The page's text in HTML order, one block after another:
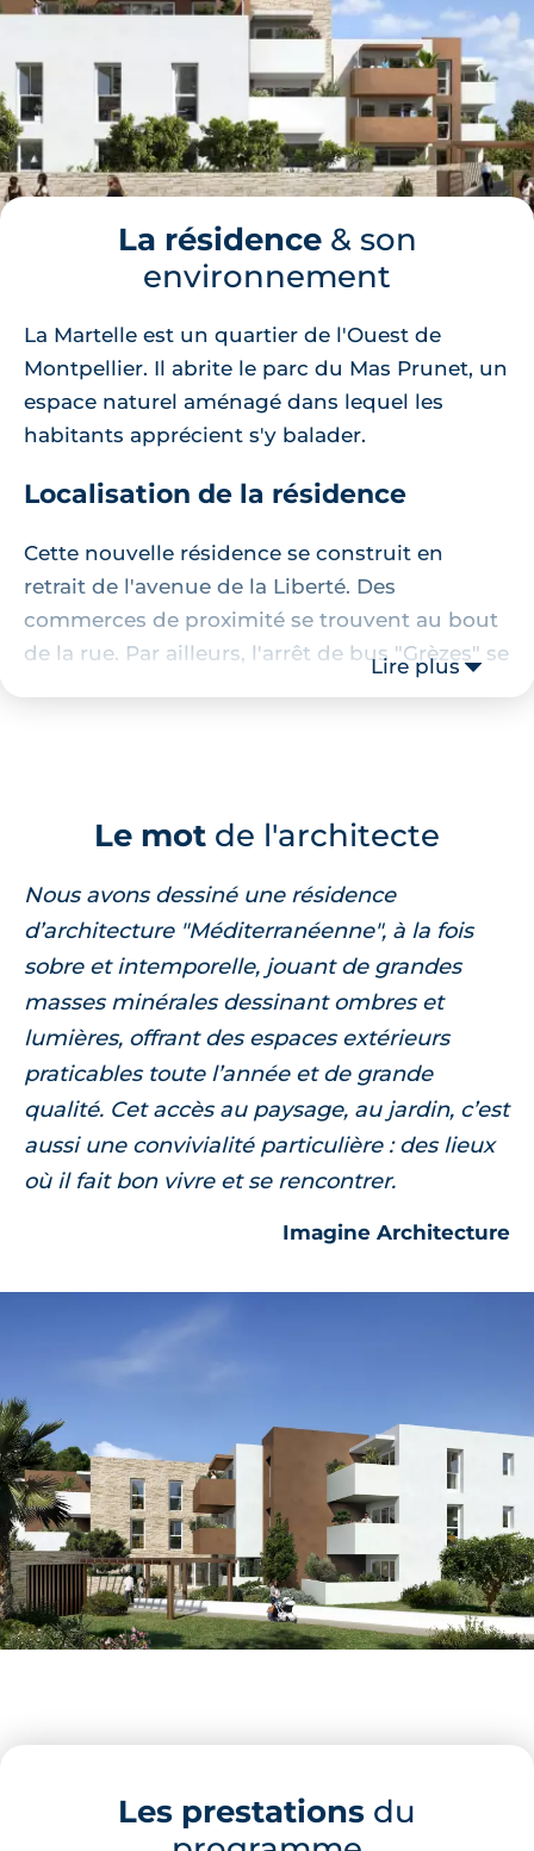
La résidence& son
environnement
La Martelle est un quartier de l'Ouest de
Montpellier. Il abrite le parc du Mas Prunet, un
espace naturel aménagé dans lequel les
habitants apprécient s'y balader.
Localisation de la résidence
Cette nouvelle résidence se construit en
retrait de l'avenue de la Liberté. Des
commerces de proximité se trouvent au bout
de la rue. Par ailleurs, l'arrêt de bus "Grèzes" se
trouve au pied de la résidence et il est
Description de la résidence
Organisée sur deux étages, la résidence
présentent des façades qui s'animent d'un
vocabulaire jouant avec subtilité des
matériaux, des couleurs, des contraste et de
découpages. Des séquences en parement de
pierre naturelle viennent se démarquer en
touches.
Prestations du bien neuf
peinture lisse blanche,
terrasse ou balcon en guise d'extérieur,
parquet au sol,
double vitrage,
volets roulants électriques.
Salle de bains :
meuble vasque avec miroir et appliques
Chambre :
Lire plus
Le mot de l'architecte
Nous avons dessiné une résidence
d’architecture "Méditerranéenne", à la fois
sobre et intemporelle, jouant de grandes
masses minérales dessinant ombres et
lumières, offrant des espaces extérieurs
praticables toute l’année et de grande
qualité. Cet accès au paysage, au jardin, c’est
aussi une convivialité particulière : des lieux
où il fait bon vivre et se rencontrer.
Imagine Architecture
Les prestations du